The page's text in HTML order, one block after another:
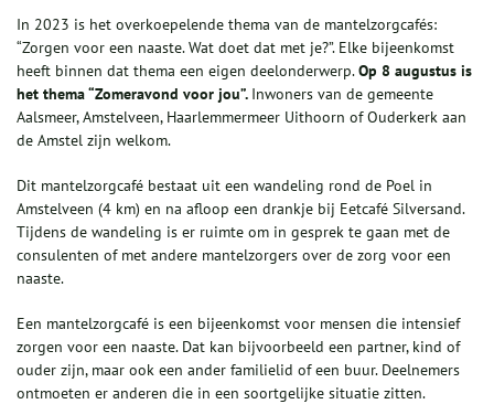
In 2023 is het overkoepelende thema van de mantelzorgcafés:
“Zorgen voor een naaste. Wat doet dat met je?”. Elke bijeenkomst
heeft binnen dat thema een eigen deelonderwerp.Op 8 augustus is
het thema “Zomeravond voor jou”. Inwoners van de gemeente
Aalsmeer, Amstelveen, Haarlemmermeer Uithoorn of Ouderkerk aan
de Amstel zijn welkom.
Dit mantelzorgcafé bestaat uit een wandeling rond de Poel in
Amstelveen (4 km) en na afloop een drankje bij Eetcafé Silversand.
Tijdens de wandeling is er ruimte om in gesprek te gaan met de
consulenten of met andere mantelzorgers over de zorg voor een
naaste.
Een mantelzorgcafé is een bijeenkomst voor mensen die intensief
zorgen voor een naaste. Dat kan bijvoorbeeld een partner, kind of
ouder zijn, maar ook een ander familielid of een buur. Deelnemers
ontmoeten er anderen die in een soortgelijke situatie zitten.